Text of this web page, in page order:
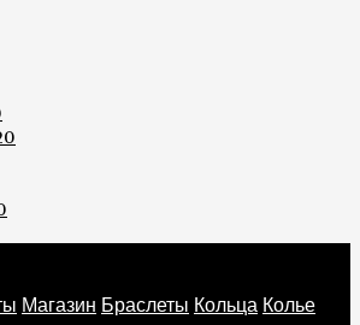
Магазин Браслеты Кольца Колье